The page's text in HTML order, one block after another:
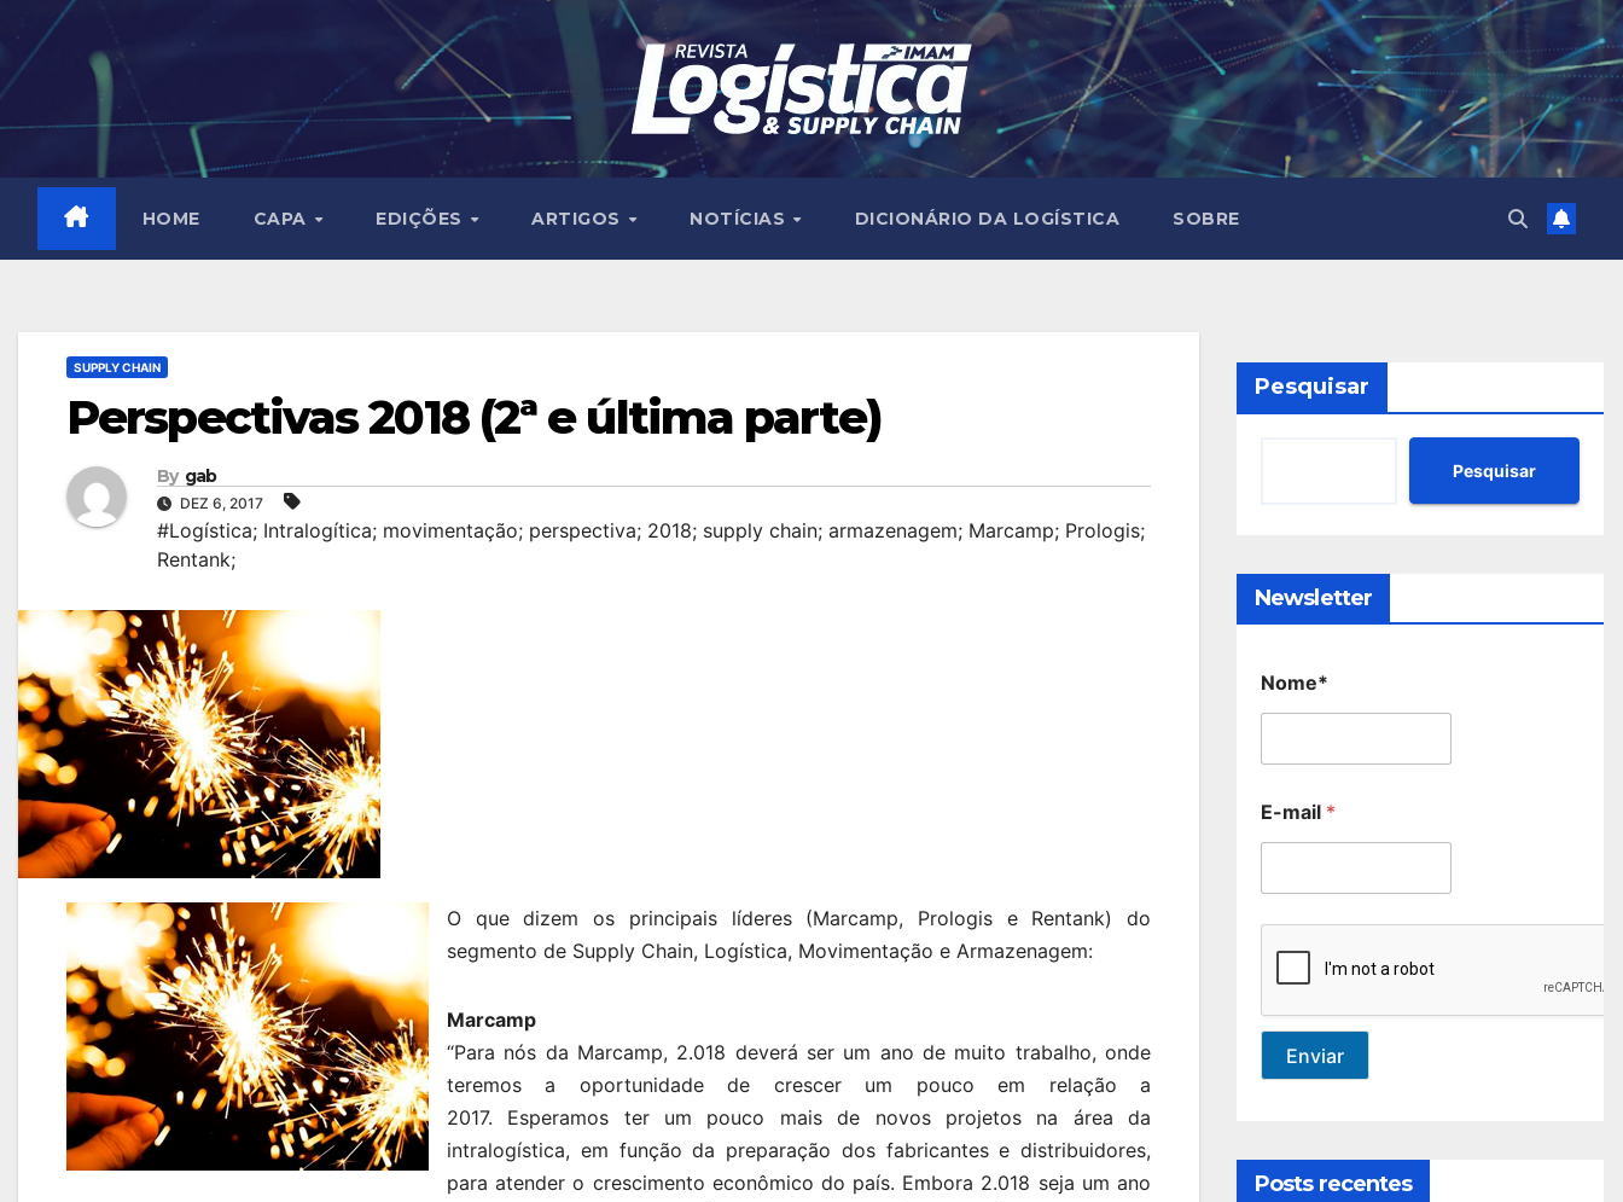
content
HOME CAPA EDIÇÕES ARTIGOS NOTÍCIAS DICIONÁRIO DA LOGÍSTICA SOBRE
SUPPLY CHAIN
Perspectivas 2018 (2ª e última parte)
By gab
DEZ 6, 2017
#Logística; Intralogítica; movimentação; perspectiva; 2018; supply chain; armazenagem; Marcamp; Prologis;
Rentank;
O que dizem os principais líderes (Marcamp, Prologis e Rentank) do
segmento de Supply Chain, Logística, Movimentação e Armazenagem:
Marcamp
“Para nós da Marcamp, 2.018 deverá ser um ano de muito trabalho, onde
teremos a oportunidade de crescer um pouco em relação a
2017. Esperamos ter um pouco mais de novos projetos na área da
intralogística, em função da preparação dos fabricantes e distribuidores,
para atender o crescimento econômico do país. Embora 2.018 seja um ano
Pesquisar
Pesquisar
Newsletter
Nome*
E-mail *
Enviar
Posts recentes